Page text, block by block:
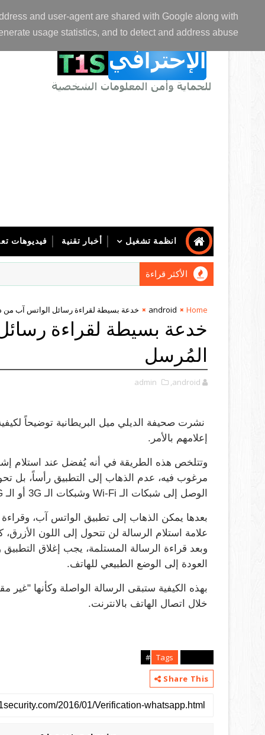
and user-agent are shared with Google along with
usage statistics, and to detect and address abuse.
الصفحة الرئيسية عن المدونة
انظمة تشغيل أخبار تقنية فيديوهات
الأكثر قراءة
Home
android خدعة بسيطة لقراءة رسائل الواتس آب
خدعة بسيطة لقراءة
المُرسل
admin ,android
نشرت صحيفة الديلي ميل البريطانية توضيحاً
إعلامهم بالأمر.
الوصل إلى شبكات الـ Wi-Fi وشبكات الـ 3G أو الـ 4G.
بعدها يمكن الذهاب إلى تطبيق الواتس آب،
علامة استلام الرسالة لن تتحول إلى اللون الأزرق،
العودة إلى الوضع الطبيعي للهاتف.
بهذه الكيفية ستبقى الرسالة الواصلة وكأنها
خلال اتصال الهاتف بالانترنت.
Tags
Share This